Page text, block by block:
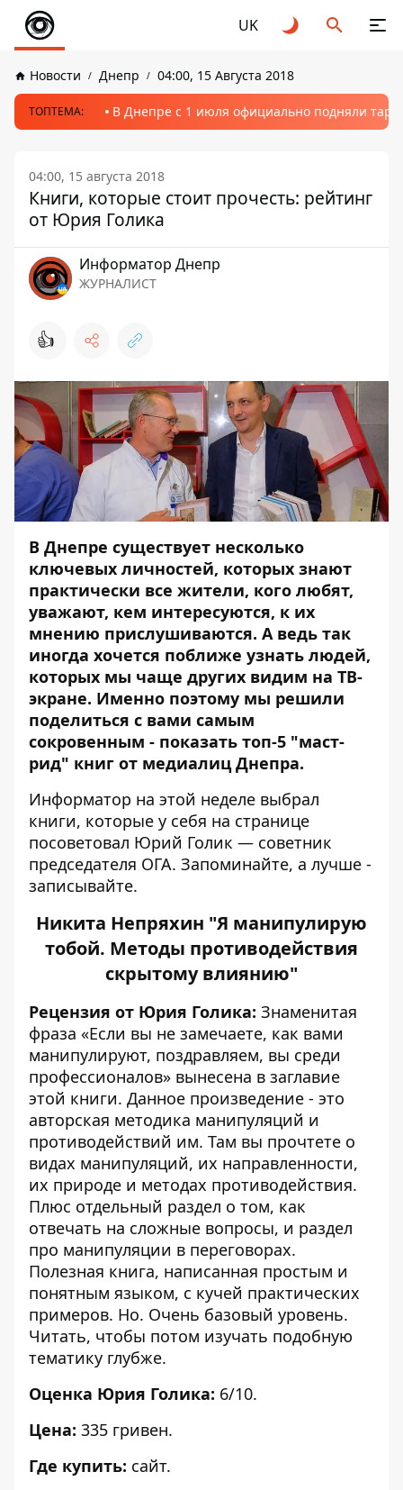
UK
Новости Днепр 04:00, 15 Августа 2018
ТОПТЕМА: В Днепре с 1 июля официально подняли
04:00, 15 августа 2018
Книги, которые стоит прочесть: рейтинг
от Юрия Голика
Информатор Днепр
ЖУРНАЛИСТ
👍
В Днепре существует несколько
ключевых личностей, которых знают
практически все жители, кого любят,
уважают, кем интересуются, к их
мнению прислушиваются. А ведь так
иногда хочется поближе узнать людей,
которых мы чаще других видим на ТВ-
экране. Именно поэтому мы решили
поделиться с вами самым
сокровенным - показать топ-5 "маст-
рид" книг от медиалиц Днепра.
Информатор на этой неделе выбрал
книги, которые у себя на странице
посоветовал Юрий Голик — советник
председателя ОГА. Запоминайте, а лучше -
записывайте.
Никита Непряхин "Я манипулирую
тобой. Методы противодействия
скрытому влиянию"
Рецензия от Юрия Голика: Знаменитая
фраза «Если вы не замечаете, как вами
манипулируют, поздравляем, вы среди
профессионалов» вынесена в заглавие
этой книги. Данное произведение - это
авторская методика манипуляций и
противодействий им. Там вы прочтете о
видах манипуляций, их направленности,
их природе и методах противодействия.
Плюс отдельный раздел о том, как
отвечать на сложные вопросы, и раздел
про манипуляции в переговорах.
Полезная книга, написанная простым и
понятным языком, с кучей практических
примеров. Но. Очень базовый уровень.
Читать, чтобы потом изучать подобную
тематику глубже.
Оценка Юрия Голика: 6/10.
Цена: 335 гривен.
Где купить: сайт.